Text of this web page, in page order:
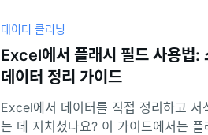
데이터 클리닝
Excel에서 플래시 필드 사용법:
데이터 정리 가이드
Excel에서 데이터를 직접 정리하고 서
는 데 지치셨나요? 이 가이드에서는 플